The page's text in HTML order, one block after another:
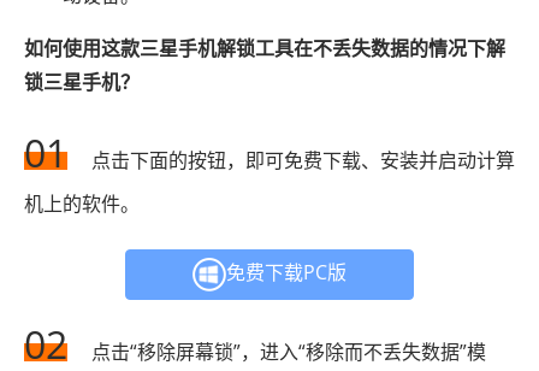
如何使用这款三星手机解锁工具在不丢失数据的情况下解
锁三星手机？
01
点击下面的按钮，即可免费下载、安装并启动计算
机上的软件。
免费下载PC版
02
点击“移除屏幕锁”，进入“移除而不丢失数据”模